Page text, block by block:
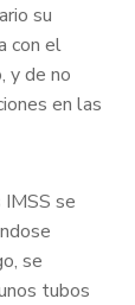
su
con el
y de no
en las
se
se
tubos